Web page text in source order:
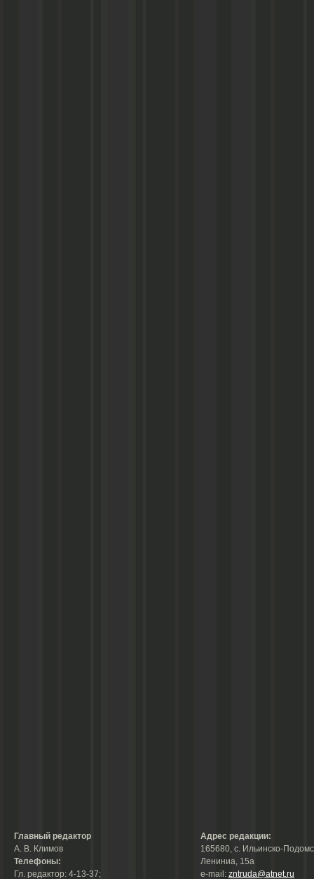
Главный редактор
А. В. Климов
Телефоны:
Гл. редактор: 4-13-37;
Адрес редакции:
165680, с. Ильинско-
Лениниа, 15а
е-mail: zntruda@atnet.ru